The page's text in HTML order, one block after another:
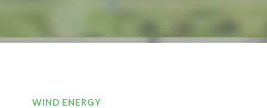
WIND ENERGY